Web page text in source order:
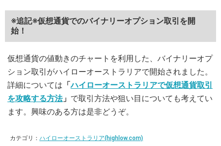
※追記※仮想通貨でのバイナリーオプション取引を開
始！
仮想通貨の値動きのチャートを利用した、バイナリーオプ
ション取引がハイローオーストラリアで開始されました。
詳細については 「ハイローオーストラリアで仮想通貨取引
を攻略する方法」 で取引方法や狙い目についても考えてい
ます。興味のある方は是非どうぞ。
カテゴリ： ハイローオーストラリア(highlow.com)